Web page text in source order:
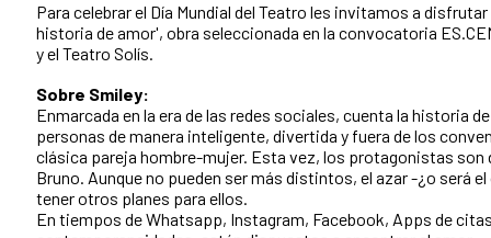
Para celebrar el Día Mundial del Teatro les invitamos a
historia de amor', obra seleccionada en la convocatoria
y el Teatro Solís.
Sobre Smiley:
Enmarcada en la era de las redes sociales, cuenta la historia
personas de manera inteligente, divertida y fuera de los
clásica pareja hombre-mujer. Esta vez, los protagonistas son
Bruno. Aunque no pueden ser más distintos, el azar -¿o será
tener otros planes para ellos.
En tiempos de Whatsapp, Instagram, Facebook, Apps de